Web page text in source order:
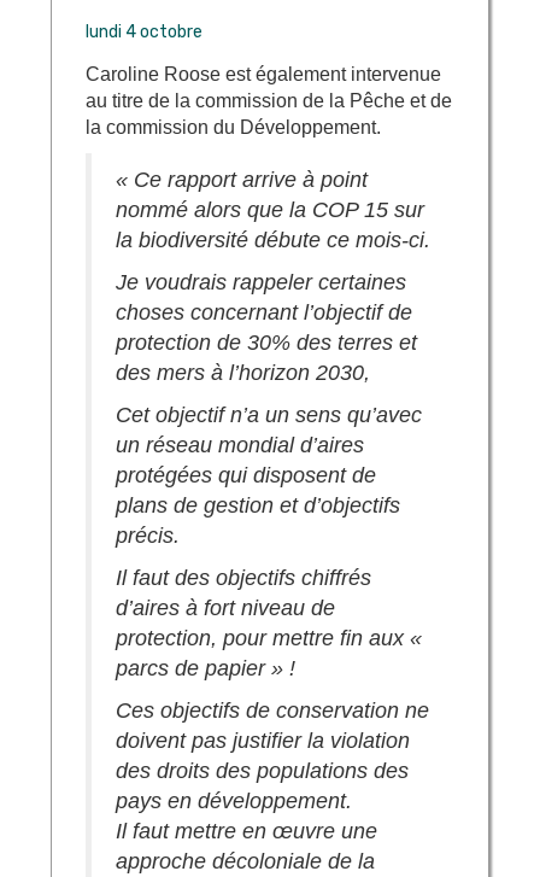
lundi 4 octobre
Caroline Roose est également intervenue
au titre de la commission de la Pêche et de
la commission du Développement.
« Ce rapport arrive à point
nommé alors que la COP 15 sur
la biodiversité débute ce mois-ci.
Je voudrais rappeler certaines
choses concernant l’objectif de
protection de 30% des terres et
des mers à l’horizon 2030,
Cet objectif n’a un sens qu’avec
un réseau mondial d’aires
protégées qui disposent de
plans de gestion et d’objectifs
précis.
Il faut des objectifs chiffrés
d’aires à fort niveau de
protection, pour mettre fin aux «
parcs de papier » !
Ces objectifs de conservation ne
doivent pas justifier la violation
des droits des populations des
pays en développement.
Il faut mettre en œuvre une
approche décoloniale de la